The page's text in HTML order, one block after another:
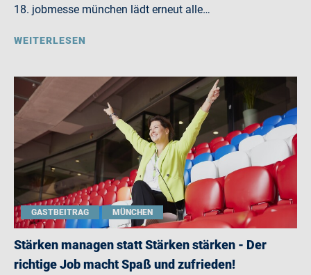
18. jobmesse münchen lädt erneut alle…
WEITERLESEN
GASTBEITRAG MÜNCHEN
Stärken managen statt Stärken stärken - Der
richtige Job macht Spaß und zufrieden!